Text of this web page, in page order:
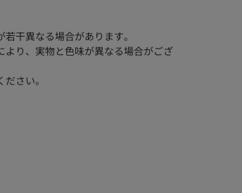
干異なる場合があります。
より、実物と色味が異なる場合がござ
さい。